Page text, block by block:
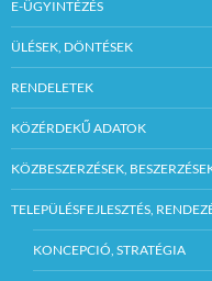
E-ÜGYINTÉZÉS
ÜLÉSEK, DÖNTÉSEK
RENDELETEK
KÖZÉRDEKŰ ADATOK
KÖZBESZERZÉSEK,
TELEPÜLÉSFEJLESZTÉS,
KONCEPCIÓ, STRATÉGIA